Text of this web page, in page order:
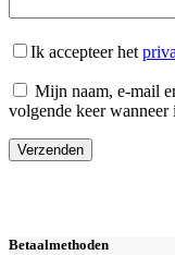
Ik accepteer het
Mijn naam, e-mail
volgende keer wanneer
Verzenden
Betaalmethoden